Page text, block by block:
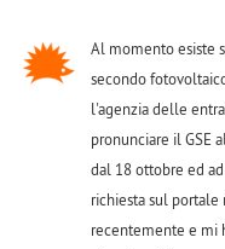
Al momento esiste
secondo
l'agenzia delle
pronunciare il GSE
dal 18 ottobre ed
richiesta sul
recentemente e mi